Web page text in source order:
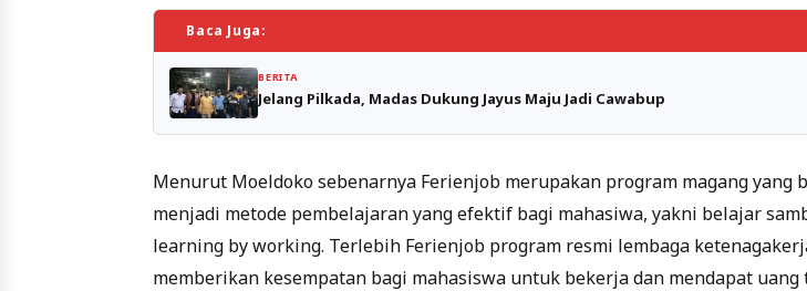
Baca Juga:
BERITA
Jelang Pilkada, Madas Dukung Jayus Maju Jadi Cawabup
Menurut Moeldoko sebenarnya Ferienjob merupakan program magang yang
menjadi metode pembelajaran yang efektif bagi mahasiwa, yakni belajar
learning by working. Terlebih Ferienjob program resmi lembaga
memberikan kesempatan bagi mahasiswa untuk bekerja dan mendapat uang